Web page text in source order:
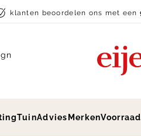
klanten beoordelen ons met een
TuinAdvies MerkenVoorraad